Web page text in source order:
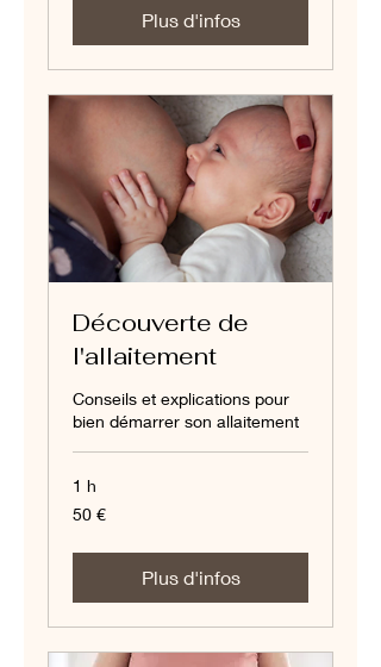
Plus d'infos
Découverte de
l'allaitement
Conseils et explications pour
bien démarrer son allaitement
1 h
50
euros
50 €
Plus d'infos